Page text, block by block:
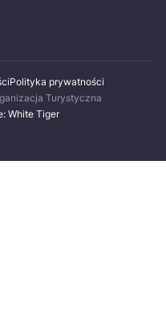
Polityka prywatności
Turystyczna
White Tiger